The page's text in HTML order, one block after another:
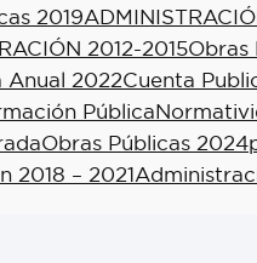
2019
2012-2015Obras
Anual 2022Cuenta
Pública
Obras Públicas 2024
2018 – 2021